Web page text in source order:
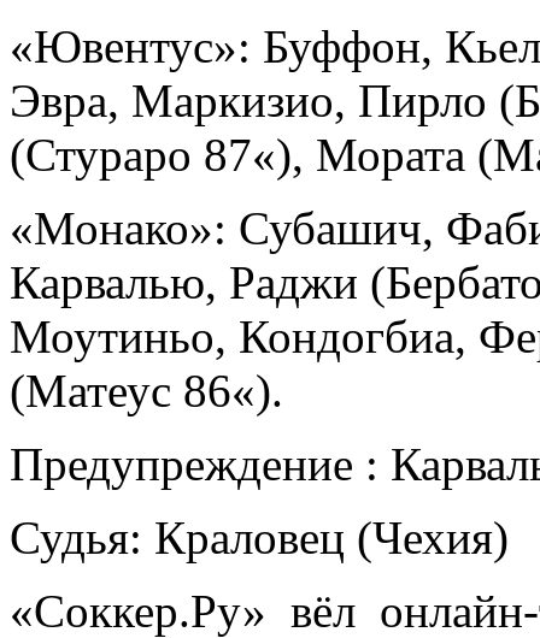
«Ювентус»: Буффон,
Эвра, Маркизио, Пирло
(Стураро 87«), Мората
«Монако»: Субашич,
Карвалью, Раджи
Моутиньо, Кондогбиа,
(Матеус 86«).
Предупреждение :
Судья: Краловец (Чехия)
«Соккер.Ру» вёл